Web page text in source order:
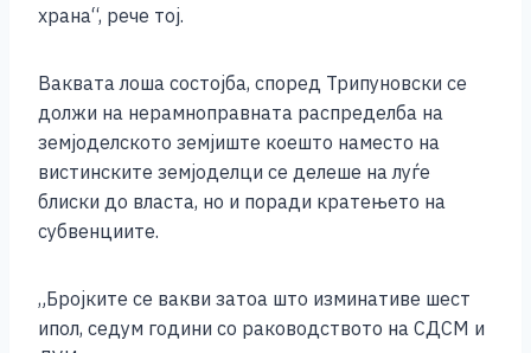
храна“, рече тој.
Ваквата лоша состојба, според Трипуновски се
должи на нерамноправната распределба на
земјоделското земјиште коешто наместо на
вистинските земјоделци се делеше на луѓе
блиски до власта, но и поради кратењето на
субвенциите.
„Бројките се вакви затоа што изминативе шест
ипол, седум години со раководството на СДСМ и